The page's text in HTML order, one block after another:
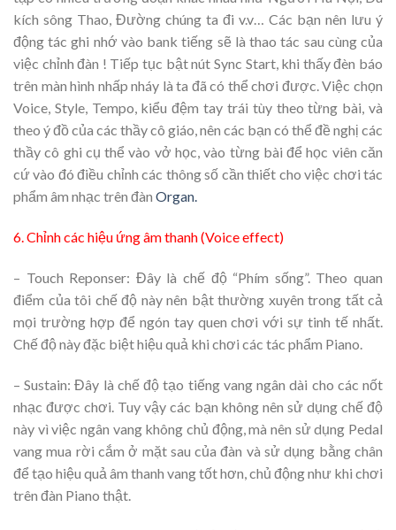
kích sông Thao, Đường chúng ta đi v.v… Các bạn nên lưu ý
động tác ghi nhớ vào bank tiếng sẽ là thao tác sau cùng của
việc chỉnh đàn ! Tiếp tục bật nút Sync Start, khi thấy đèn báo
trên màn hình nhấp nháy là ta đã có thể chơi được. Việc chọn
Voice, Style, Tempo, kiểu đệm tay trái tùy theo từng bài, và
theo ý đồ của các thầy cô giáo, nên các bạn có thể đề nghị các
thầy cô ghi cụ thể vào vở học, vào từng bài để học viên căn
cứ vào đó điều chỉnh các thông số cần thiết cho việc chơi tác
phẩm âm nhạc trên đàn Organ.
6. Chỉnh các hiệu ứng âm thanh (Voice effect)
– Touch Reponser: Đây là chế độ “Phím sống”. Theo quan
điểm của tôi chế độ này nên bật thường xuyên trong tất cả
mọi trường hợp để ngón tay quen chơi với sự tinh tế nhất.
Chế độ này đặc biệt hiệu quả khi chơi các tác phẩm Piano.
– Sustain: Đây là chế độ tạo tiếng vang ngân dài cho các nốt
nhạc được chơi. Tuy vậy các bạn không nên sử dụng chế độ
này vì việc ngân vang không chủ động, mà nên sử dụng Pedal
vang mua rời cắm ở mặt sau của đàn và sử dụng bằng chân
để tạo hiệu quả âm thanh vang tốt hơn, chủ động như khi chơi
trên đàn Piano thật.